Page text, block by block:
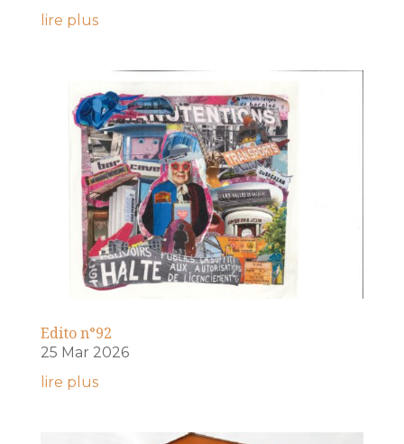
lire plus
Edito n°92
25 Mar 2026
lire plus